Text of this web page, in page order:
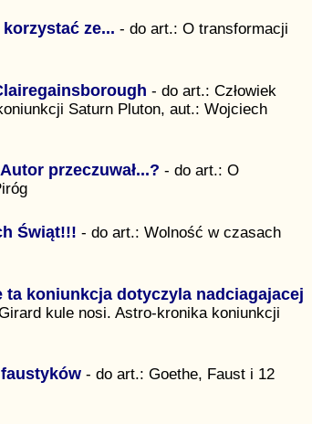
ze... - do art.: O transformacji
- do art.: Człowiek
Saturn Pluton, aut.: Wojciech
przeczuwał...? - do art.: O
Świąt!!! - do art.: Wolność w czasach
ta koniunkcja dotyczyla nadciagajacej
kule nosi. Astro-kronika koniunkcji
- do art.: Goethe, Faust i 12